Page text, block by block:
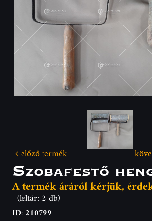
előző termék
Szobafestő
A termék áráról kérjük,
(leltár: 2 db)
ID: 210799